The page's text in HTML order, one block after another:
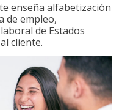
enseña alfabetización
de empleo,
de Estados
cliente.